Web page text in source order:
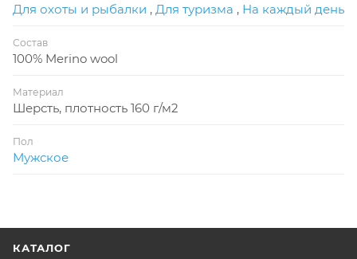
Для охоты и рыбалки , Для туризма , На каждый день
Состав
100% Merino wool
Материал
Шерсть, плотность 160 г/м2
Пол
Мужское
КАТАЛОГ